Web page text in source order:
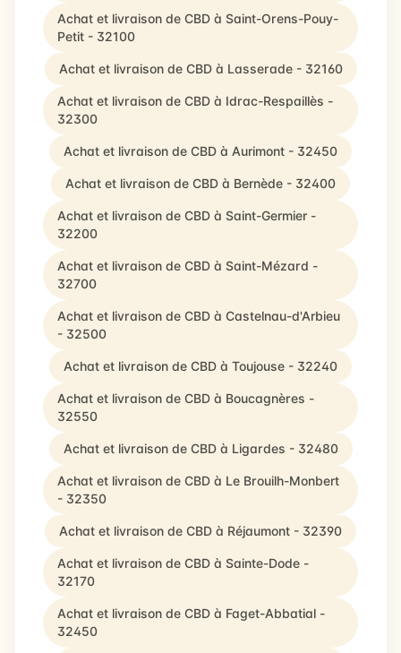
Achat et livraison de CBD à Saint-Orens-Pouy-
Petit - 32100
Achat et livraison de CBD à Lasserade - 32160
Achat et livraison de CBD à Idrac-Respaillès -
32300
Achat et livraison de CBD à Aurimont - 32450
Achat et livraison de CBD à Bernède - 32400
Achat et livraison de CBD à Saint-Germier -
32200
Achat et livraison de CBD à Saint-Mézard -
32700
Achat et livraison de CBD à Castelnau-d'Arbieu
- 32500
Achat et livraison de CBD à Toujouse - 32240
Achat et livraison de CBD à Boucagnères -
32550
Achat et livraison de CBD à Ligardes - 32480
Achat et livraison de CBD à Le Brouilh-Monbert
- 32350
Achat et livraison de CBD à Réjaumont - 32390
Achat et livraison de CBD à Sainte-Dode -
32170
Achat et livraison de CBD à Faget-Abbatial -
32450